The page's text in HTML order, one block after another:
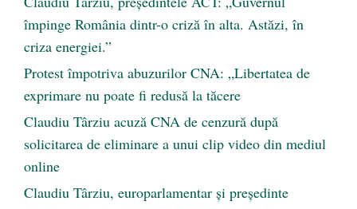
împinge România dintr-o criză în alta. Astăzi, în
criza energiei.”
Protest împotriva abuzurilor CNA: „Libertatea de
exprimare nu poate fi redusă la tăcere
Claudiu Târziu acuză CNA de cenzură după
solicitarea de eliminare a unui clip video din mediul
online
Claudiu Târziu, europarlamentar și președinte